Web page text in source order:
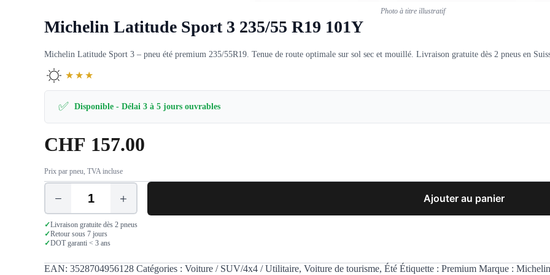
Photo à titre illustratif
Michelin Latitude Sport 3 235/55 R19 101Y
Michelin Latitude Sport 3 – pneu été premium 235/55R19. Tenue de route optimale sur sol sec et mouillé. Livraison gratuite dès 2 pneus en
★★★
✅ Disponible - Délai 3 à 5 jours ouvrables
CHF 157.00
Prix par pneu, TVA incluse
quantité
de
Michelin
Latitude
Sport
235/55
Ajouter au panier
✓Livraison gratuite dès 2 pneus
✓Retour sous 7 jours
✓DOT garanti < 3 ans
EAN: 3528704956128 Catégories : Voiture / SUV/4x4 / Utilitaire, Voiture de tourisme, Été Étiquette : Premium Marque : Michelin